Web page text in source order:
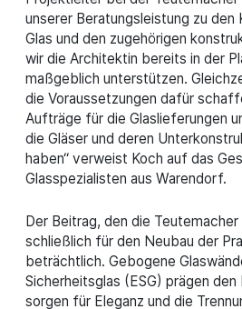
unserer Beratungsleistung zu den
Glas und den zugehörigen
wir die Architektin bereits in der
maßgeblich unterstützen.
die Voraussetzungen dafür
Aufträge für die Glaslieferungen
die Gläser und deren
haben“ verweist Koch auf das
Glasspezialisten aus Warendorf.
Der Beitrag, den die Teutemacher
schließlich für den Neubau der
beträchtlich. Gebogene
Sicherheitsglas (ESG) prägen
sorgen für Eleganz und die